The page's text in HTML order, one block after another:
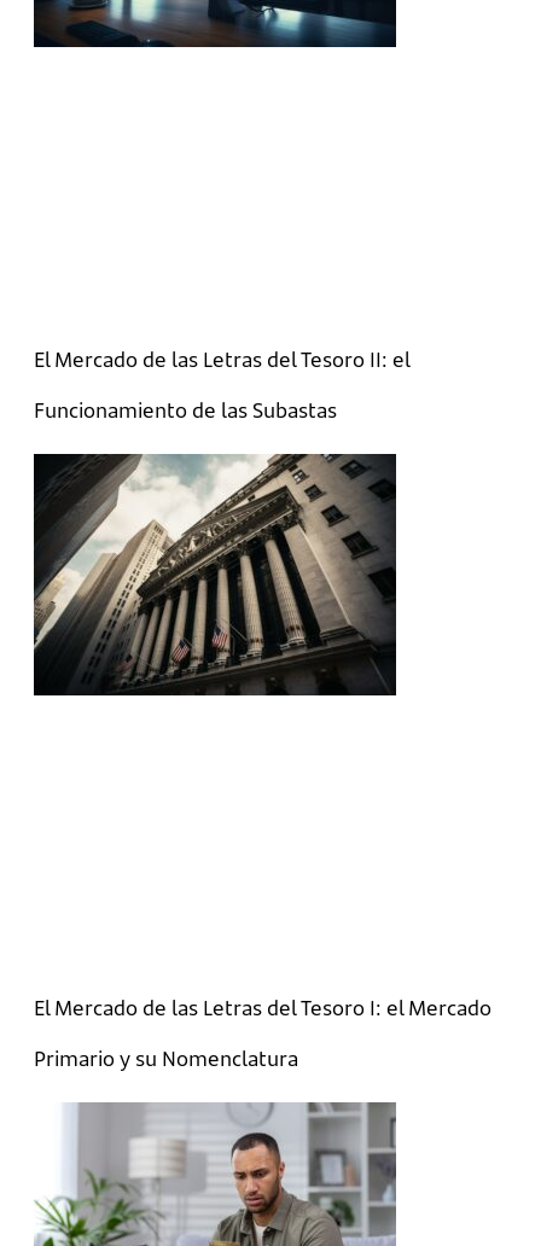
El Mercado de las Letras del Tesoro II: el
Funcionamiento de las Subastas
El Mercado de las Letras del Tesoro I: el Mercado
Primario y su Nomenclatura